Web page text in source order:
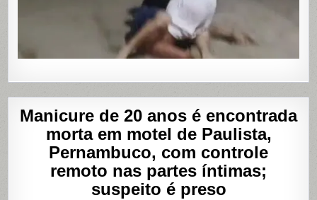
Manicure de 20 anos é encontrada
morta em motel de Paulista,
Pernambuco, com controle
remoto nas partes íntimas;
suspeito é preso